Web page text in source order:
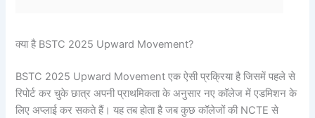
क्या है BSTC 2025 Upward Movement?
BSTC 2025 Upward Movement एक ऐसी प्रक्रिया है जिसमें पहले से
रिपोर्ट कर चुके छात्र अपनी प्राथमिकता के अनुसार नए कॉलेज में एडमिशन के
लिए अप्लाई कर सकते हैं। यह तब होता है जब कुछ कॉलेजों की NCTE से